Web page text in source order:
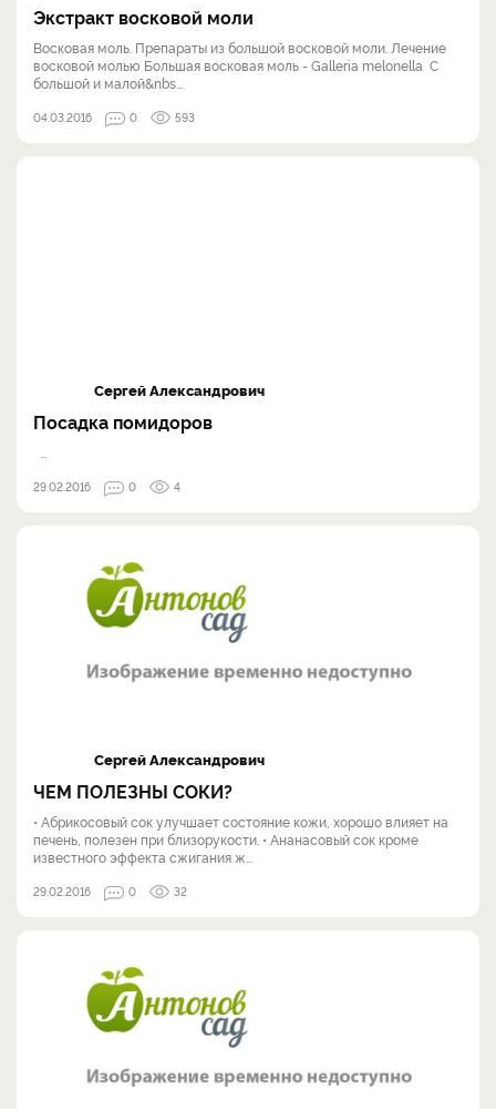
Экстракт восковой моли
Восковая моль. Препараты из большой восковой моли. Лечение
восковой молью Большая восковая моль - Galleria melonella С
большой и малой&nbs...
04.03.2016 0 593
Сергей Александрович
Посадка помидоров
29.02.2016 0 4
Сергей Александрович
ЧЕМ ПОЛЕЗНЫ СОКИ?
• Абрикосовый сок улучшает состояние кожи, хорошо влияет на
печень, полезен при близорукости. • Ананасовый сок кроме
известного эффекта сжигания ж...
29.02.2016 0 32